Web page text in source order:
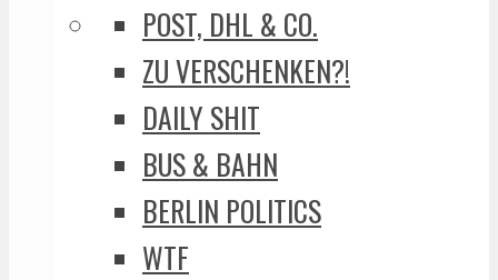
POST, DHL & CO.
ZU VERSCHENKEN?!
DAILY SHIT
BUS & BAHN
BERLIN POLITICS
WTF